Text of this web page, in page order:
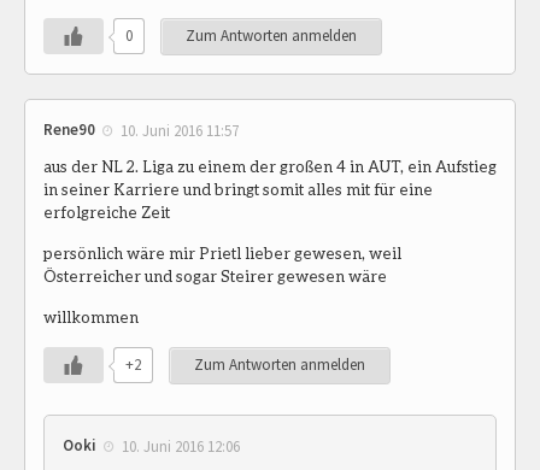
0 Zum Antworten anmelden
Rene90 10. Juni 2016 11:57
aus der NL 2. Liga zu einem der großen 4 in AUT, ein Aufstieg
in seiner Karriere und bringt somit alles mit für eine
erfolgreiche Zeit
persönlich wäre mir Prietl lieber gewesen, weil
Österreicher und sogar Steirer gewesen wäre
willkommen
+2 Zum Antworten anmelden
Ooki 10. Juni 2016 12:06